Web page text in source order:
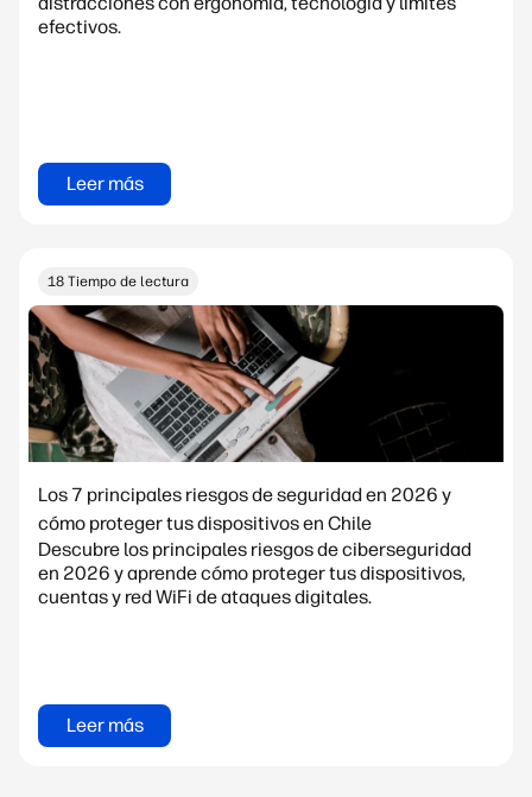
efectivos.
Leer más
18 Tiempo de lectura
Los 7 principales riesgos de seguridad en 2026 y
cómo proteger tus dispositivos en Chile
Descubre los principales riesgos de ciberseguridad
en 2026 y aprende cómo proteger tus dispositivos,
cuentas y red WiFi de ataques digitales.
Leer más